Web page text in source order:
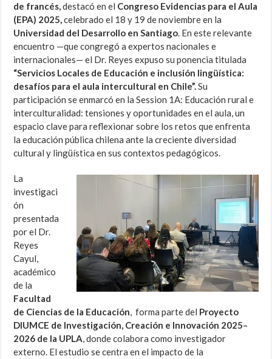
de francés,destacó en el Congreso Evidencias para el Aula
(EPA) 2025,celebrado el 18 y 19 de noviembre en la
Universidad del Desarrollo en Santiago. En este relevante
encuentro —que congregó a expertos nacionales e
internacionales— el Dr. Reyes expuso su ponencia titulada
“Servicios Locales de Educación e inclusión lingüística:
desafíos para el aula intercultural en Chile”.Su
participación se enmarcó en la Session 1A: Educación rural e
interculturalidad: tensiones y oportunidades en el aula, un
espacio clave para reflexionar sobre los retos que enfrenta
la educación pública chilena ante la creciente diversidad
cultural y lingüística en sus contextos pedagógicos.
La
investigaci
ón
presentada
por el Dr.
Reyes
Cayul,
académico
de la
Facultad
de Ciencias de la Educación, forma parte del Proyecto
DIUMCE de Investigación, Creación e Innovación 2025–
2026 de la UPLA, donde colabora como investigador
externo. El estudio se centra en el impacto de la